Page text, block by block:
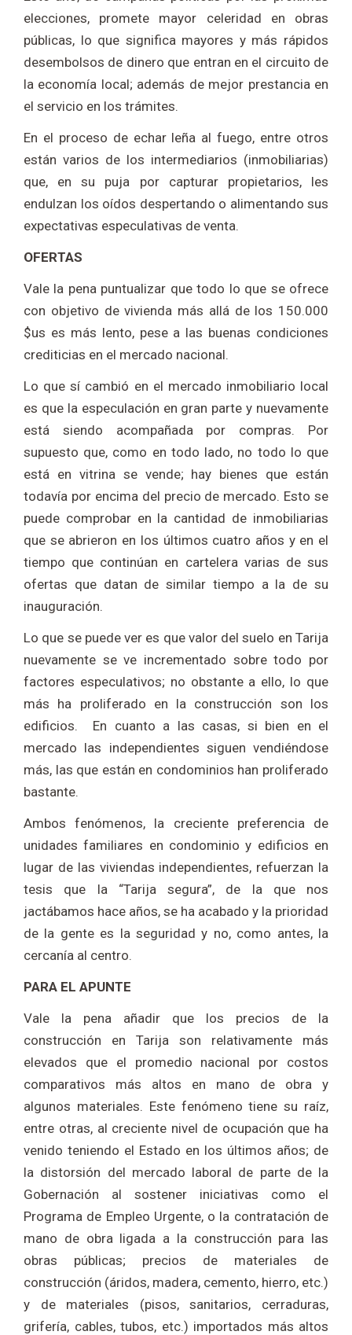
elecciones, promete mayor celeridad en obras
públicas, lo que significa mayores y más rápidos
desembolsos de dinero que entran en el circuito de
la economía local; además de mejor prestancia en
el servicio en los trámites.
En el proceso de echar leña al fuego, entre otros
están varios de los intermediarios (inmobiliarias)
que, en su puja por capturar propietarios, les
endulzan los oídos despertando o alimentando sus
expectativas especulativas de venta.
OFERTAS
Vale la pena puntualizar que todo lo que se ofrece
con objetivo de vivienda más allá de los 150.000
$us es más lento, pese a las buenas condiciones
crediticias en el mercado nacional.
Lo que sí cambió en el mercado inmobiliario local
es que la especulación en gran parte y nuevamente
está siendo acompañada por compras. Por
supuesto que, como en todo lado, no todo lo que
está en vitrina se vende; hay bienes que están
todavía por encima del precio de mercado. Esto se
puede comprobar en la cantidad de inmobiliarias
que se abrieron en los últimos cuatro años y en el
tiempo que continúan en cartelera varias de sus
ofertas que datan de similar tiempo a la de su
inauguración.
Lo que se puede ver es que valor del suelo en Tarija
nuevamente se ve incrementado sobre todo por
factores especulativos; no obstante a ello, lo que
más ha proliferado en la construcción son los
edificios. En cuanto a las casas, si bien en el
mercado las independientes siguen vendiéndose
más, las que están en condominios han proliferado
bastante.
Ambos fenómenos, la creciente preferencia de
unidades familiares en condominio y edificios en
lugar de las viviendas independientes, refuerzan la
tesis que la “Tarija segura”, de la que nos
jactábamos hace años, se ha acabado y la prioridad
de la gente es la seguridad y no, como antes, la
cercanía al centro.
PARA EL APUNTE
Vale la pena añadir que los precios de la
construcción en Tarija son relativamente más
elevados que el promedio nacional por costos
comparativos más altos en mano de obra y
algunos materiales. Este fenómeno tiene su raíz,
entre otras, al creciente nivel de ocupación que ha
venido teniendo el Estado en los últimos años; de
la distorsión del mercado laboral de parte de la
Gobernación al sostener iniciativas como el
Programa de Empleo Urgente, o la contratación de
mano de obra ligada a la construcción para las
obras públicas; precios de materiales de
construcción (áridos, madera, cemento, hierro, etc.)
y de materiales (pisos, sanitarios, cerraduras,
grifería, cables, tubos, etc.) importados más altos